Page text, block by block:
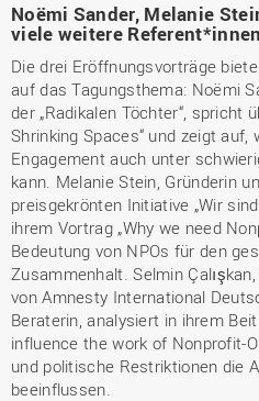
Noëmi Sander, Melanie
viele weitere
Die drei Eröffnungsvorträge
auf das Tagungsthema: Noëmi
der „Radikalen Töchter“, spricht
Shrinking Spaces“ und zeigt
Engagement auch unter
kann. Melanie Stein, Gründerin
preisgekrönten Initiative „Wir
ihrem Vortrag „Why we need
Bedeutung von NPOs für den
Zusammenhalt. Selmin
von Amnesty International
Beraterin, analysiert in ihrem
influence the work of Nonprofit-
und politische Restriktionen die
beeinflussen.